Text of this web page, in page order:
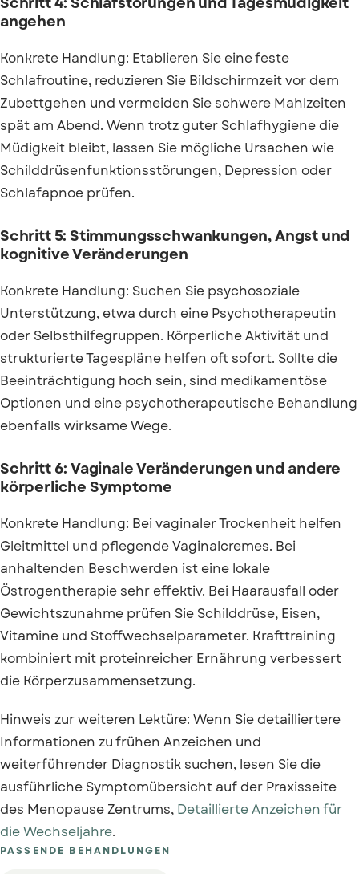
angehen
Konkrete Handlung: Etablieren Sie eine feste
Schlafroutine, reduzieren Sie Bildschirmzeit vor dem
Zubettgehen und vermeiden Sie schwere Mahlzeiten
spät am Abend. Wenn trotz guter Schlafhygiene die
Müdigkeit bleibt, lassen Sie mögliche Ursachen wie
Schilddrüsenfunktionsstörungen, Depression oder
Schlafapnoe prüfen.
Schritt 5: Stimmungsschwankungen, Angst und
kognitive Veränderungen
Konkrete Handlung: Suchen Sie psychosoziale
Unterstützung, etwa durch eine Psychotherapeutin
oder Selbsthilfegruppen. Körperliche Aktivität und
strukturierte Tagespläne helfen oft sofort. Sollte die
Beeinträchtigung hoch sein, sind medikamentöse
Optionen und eine psychotherapeutische Behandlung
ebenfalls wirksame Wege.
Schritt 6: Vaginale Veränderungen und andere
körperliche Symptome
Konkrete Handlung: Bei vaginaler Trockenheit helfen
Gleitmittel und pflegende Vaginalcremes. Bei
anhaltenden Beschwerden ist eine lokale
Östrogentherapie sehr effektiv. Bei Haarausfall oder
Gewichtszunahme prüfen Sie Schilddrüse, Eisen,
Vitamine und Stoffwechselparameter. Krafttraining
kombiniert mit proteinreicher Ernährung verbessert
die Körperzusammensetzung.
Hinweis zur weiteren Lektüre: Wenn Sie detailliertere
Informationen zu frühen Anzeichen und
weiterführender Diagnostik suchen, lesen Sie die
ausführliche Symptomübersicht auf der Praxisseite
des Menopause Zentrums, Detaillierte Anzeichen für
die Wechseljahre.
PASSENDE BEHANDLUNGEN